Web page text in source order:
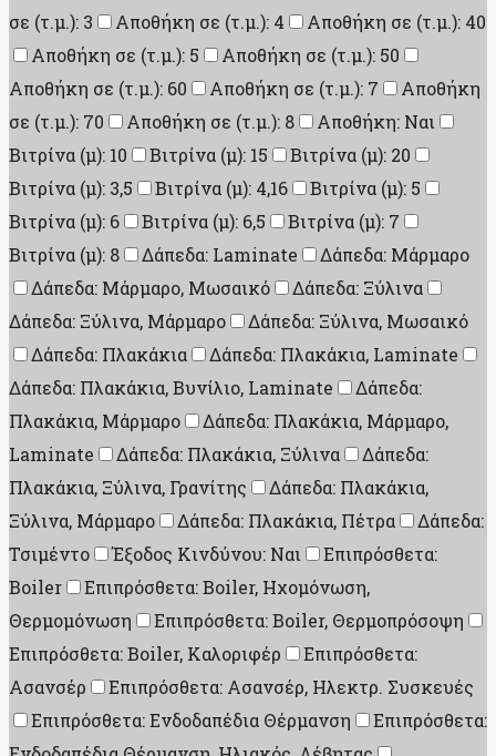
σε (τ.μ.): 3
Αποθήκη σε (τ.μ.): 4
Αποθήκη σε (τ.μ.): 40
Αποθήκη σε (τ.μ.): 5
Αποθήκη σε (τ.μ.): 50
Αποθήκη σε (τ.μ.): 60
Αποθήκη σε (τ.μ.): 7
Αποθήκη
σε (τ.μ.): 70
Αποθήκη σε (τ.μ.): 8
Αποθήκη: Ναι
Βιτρίνα (μ): 10
Βιτρίνα (μ): 15
Βιτρίνα (μ): 20
Βιτρίνα (μ): 3,5
Βιτρίνα (μ): 4,16
Βιτρίνα (μ): 5
Βιτρίνα (μ): 6
Βιτρίνα (μ): 6,5
Βιτρίνα (μ): 7
Βιτρίνα (μ): 8
Δάπεδα: Laminate
Δάπεδα: Μάρμαρο
Δάπεδα: Μάρμαρο, Μωσαικό
Δάπεδα: Ξύλινα
Δάπεδα: Ξύλινα, Μάρμαρο
Δάπεδα: Ξύλινα, Μωσαικό
Δάπεδα: Πλακάκια
Δάπεδα: Πλακάκια, Laminate
Δάπεδα: Πλακάκια, Βυνίλιο, Laminate
Δάπεδα:
Πλακάκια, Μάρμαρο
Δάπεδα: Πλακάκια, Μάρμαρο,
Laminate
Δάπεδα: Πλακάκια, Ξύλινα
Δάπεδα:
Πλακάκια, Ξύλινα, Γρανίτης
Δάπεδα: Πλακάκια,
Ξύλινα, Μάρμαρο
Δάπεδα: Πλακάκια, Πέτρα
Δάπεδα:
Τσιμέντο
Έξοδος Κινδύνου: Ναι
Επιπρόσθετα:
Boiler
Επιπρόσθετα: Boiler, Ηχομόνωση,
Θερμομόνωση
Επιπρόσθετα: Boiler, Θερμοπρόσοψη
Επιπρόσθετα: Boiler, Καλοριφέρ
Επιπρόσθετα:
Ασανσέρ
Επιπρόσθετα: Ασανσέρ, Ηλεκτρ. Συσκευές
Επιπρόσθετα: Ενδοδαπέδια Θέρμανση
Επιπρόσθετα: